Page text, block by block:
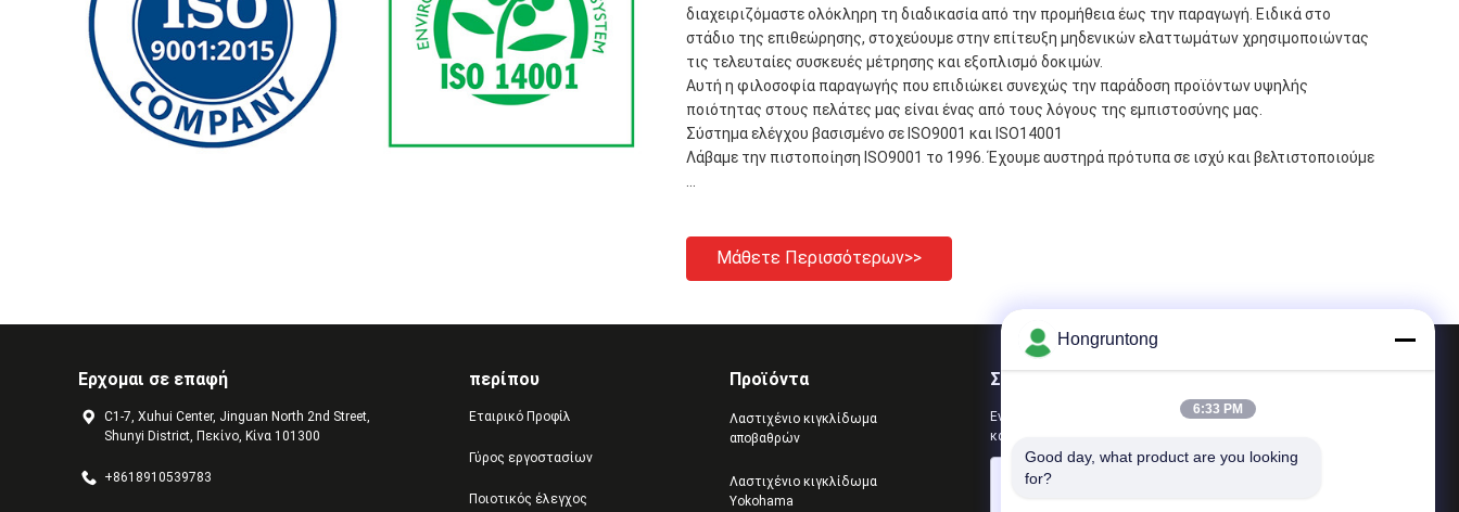
διαχειριζόμαστε ολόκληρη τη διαδικασία από την προμήθεια έως την παραγωγή. Ειδικά στο
στάδιο της επιθεώρησης, στοχεύουμε στην επίτευξη μηδενικών ελαττωμάτων χρησιμοποιώντας
τις τελευταίες συσκευές μέτρησης και εξοπλισμό δοκιμών.
Αυτή η φιλοσοφία παραγωγής που επιδιώκει συνεχώς την παράδοση προϊόντων υψηλής
ποιότητας στους πελάτες μας είναι ένας από τους λόγους της εμπιστοσύνης μας.
Σύστημα ελέγχου βασισμένο σε ISO9001 και ISO14001
Λάβαμε την πιστοποίηση ISO9001 το 1996. Έχουμε αυστηρά πρότυπα σε ισχύ και βελτιστοποιούμε
Μάθετε Περισσότερων>>
Ερχομαι σε επαφή
C1-7, Xuhui Center, Jinguan North 2nd Street,
Shunyi District, Πεκίνο, Κίνα 101300
+8618910539783
περίπου
Εταιρικό Προφίλ
Γύρος εργοστασίων
Ποιοτικός έλεγχος
Προϊόντα
Λαστιχένιο κιγκλίδωμα
αποβαθρών
Λαστιχένιο κιγκλίδωμα
Yokohama
Στείλτε μας μήνυμα
Ενημερώστε μας για τις ανάγκες σας. Θα συνδέσουμε τα
καλύτερα προϊόντα μαζί σας.
Hongruntong
6:33 PM
Good day, what product are you looking
for?